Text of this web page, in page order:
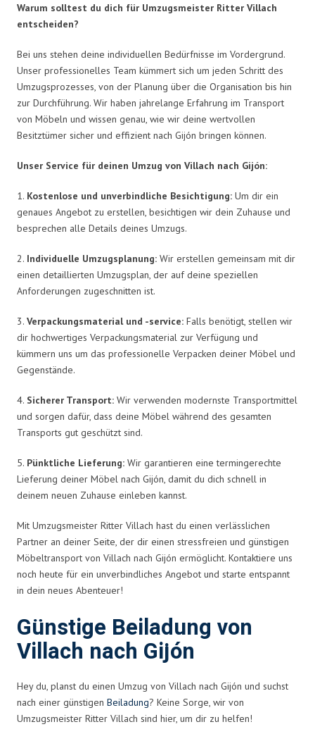
Warum solltest du dich für Umzugsmeister Ritter Villach
entscheiden?
Bei uns stehen deine individuellen Bedürfnisse im Vordergrund.
Unser professionelles Team kümmert sich um jeden Schritt des
Umzugsprozesses, von der Planung über die Organisation bis hin
zur Durchführung. Wir haben jahrelange Erfahrung im Transport
von Möbeln und wissen genau, wie wir deine wertvollen
Besitztümer sicher und effizient nach Gijón bringen können.
Unser Service für deinen Umzug von Villach nach Gijón:
1. Kostenlose und unverbindliche Besichtigung: Um dir ein
genaues Angebot zu erstellen, besichtigen wir dein Zuhause und
besprechen alle Details deines Umzugs.
2. Individuelle Umzugsplanung: Wir erstellen gemeinsam mit dir
einen detaillierten Umzugsplan, der auf deine speziellen
Anforderungen zugeschnitten ist.
3. Verpackungsmaterial und -service: Falls benötigt, stellen wir
dir hochwertiges Verpackungsmaterial zur Verfügung und
kümmern uns um das professionelle Verpacken deiner Möbel und
Gegenstände.
4. Sicherer Transport: Wir verwenden modernste Transportmittel
und sorgen dafür, dass deine Möbel während des gesamten
Transports gut geschützt sind.
5. Pünktliche Lieferung: Wir garantieren eine termingerechte
Lieferung deiner Möbel nach Gijón, damit du dich schnell in
deinem neuen Zuhause einleben kannst.
Mit Umzugsmeister Ritter Villach hast du einen verlässlichen
Partner an deiner Seite, der dir einen stressfreien und günstigen
Möbeltransport von Villach nach Gijón ermöglicht. Kontaktiere uns
noch heute für ein unverbindliches Angebot und starte entspannt
in dein neues Abenteuer!
Günstige Beiladung von
Villach nach Gijón
Hey du, planst du einen Umzug von Villach nach Gijón und suchst
nach einer günstigen Beiladung? Keine Sorge, wir von
Umzugsmeister Ritter Villach sind hier, um dir zu helfen!